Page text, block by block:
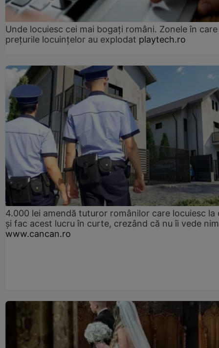
Unde locuiesc cei mai bogați români. Zonele în care
prețurile locuințelor au explodat playtech.ro
4.000 lei amendă tuturor românilor care locuiesc la
și fac acest lucru în curte, crezând că nu îi vede
www.cancan.ro